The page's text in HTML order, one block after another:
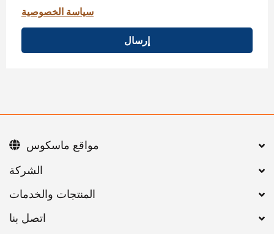
سياسة الخصوصية
إرسال
اتصل بنا
مواقع ماسكوس